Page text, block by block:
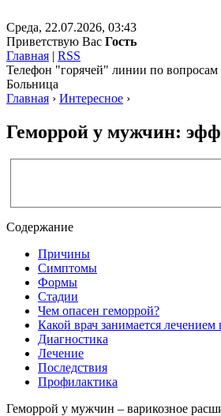
Среда, 22.07.2026, 03:43
Приветствую Вас Гость
Главная | RSS
Телефон "горячей" линии по
Больница
Главная › Интересное ›
Геморрой у мужчин:
Содержание
Причины
Симптомы
Формы
Стадии
Чем опасен геморрой?
Какой врач занимается
Диагностика
Лечение
Последствия
Профилактика
Геморрой у мужчин – варикозное